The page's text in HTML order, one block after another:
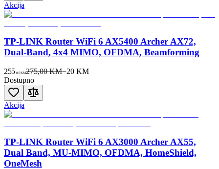
Akcija
TP-LINK Router WiFi 6 AX5400 Archer AX72,
Dual-Band, 4x4 MIMO, OFDMA, Beamforming
255 00KM275,00 KM−20 KM
Dostupno
Akcija
TP-LINK Router WiFi 6 AX3000 Archer AX55,
Dual Band, MU-MIMO, OFDMA, HomeShield,
OneMesh